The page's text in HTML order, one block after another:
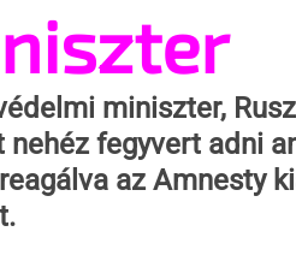
miniszter,
nehéz fegyvert adni
az Amnesty